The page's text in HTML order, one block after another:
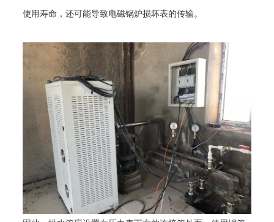
使用寿命，还可能导致电磁锅炉损坏表的传输。